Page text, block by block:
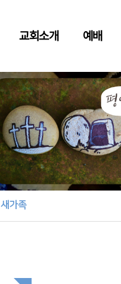
교회소개 예배
새가족